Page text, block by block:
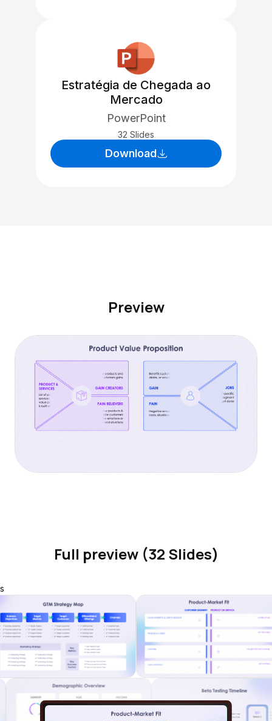
Estratégia de Chegada ao
Mercado
PowerPoint
32 Slides
Download
Preview
Full preview (32 Slides)
s